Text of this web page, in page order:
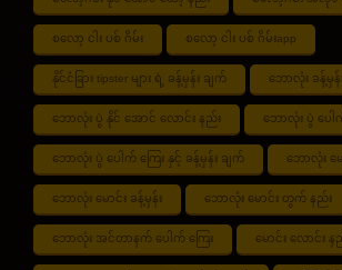
စလော့ ငါး ပစ် ဂိမ်း စလော့ ငါး ပစ် ဂိမ်းapp
နိုင်ငံခြား tipster များ ရဲ့ ခန့်မှန်း ချက် ဘောလုံး ခန့်မှန်
ဘောလုံး ပွဲ နိုင် အောင် လောင်း နည်း ဘောလုံး ပွဲ ပေါ
ဘောလုံး ပွဲ ပေါက် ကြေး နှင့် ခန့်မှန်း ချက် ဘောလုံး မေ
ဘောလုံး မောင်း ခန့်မှန်း ဘောလုံး မောင်း တွက် နည်း
ဘောလုံး အင်တာနက် ပေါက် ကြေး မောင်း လောင်း န